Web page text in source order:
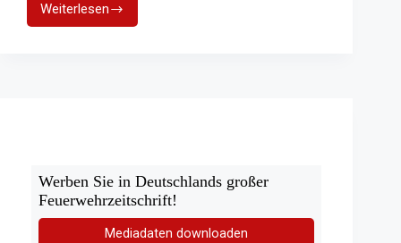
WeiterlesenFahrzeugbrand
mit
Werben Sie in Deutschlands großer
Feuerwehrzeitschrift!
Mediadaten downloaden